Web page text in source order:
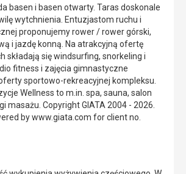
basen i basen otwarty. Taras doskonale
wytchnienia. Entuzjastom ruchu i
proponujemy rower / rower górski,
i jazdę konną. Na atrakcyjną ofertę
składają się windsurfing, snorkeling i
fitness i zajęcia gimnastyczne
sportowo-rekreacyjnej kompleksu.
Wellness to m.in. spa, sauna, salon
masażu. Copyright GIATA 2004 - 2026.
by www.giata.com for client no.